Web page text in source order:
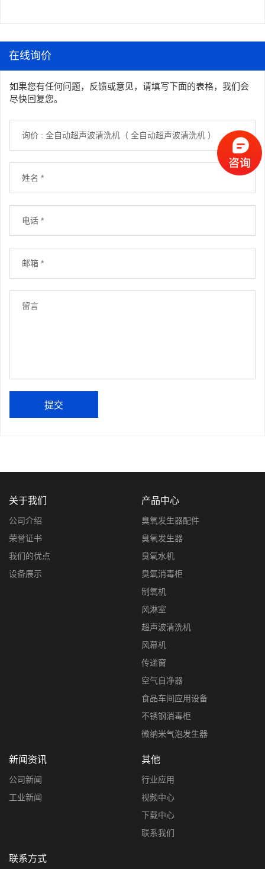
在线询价
如果您有任何问题，反馈或意见，请填写下面的表格，我们会
尽快回复您。
提交
关于我们
公司介绍
荣誉证书
我们的优点
设备展示
产品中心
臭氧发生器配件
臭氧发生器
臭氧水机
臭氧消毒柜
制氧机
风淋室
超声波清洗机
风幕机
传递窗
空气自净器
食品车间应用设备
不锈钢消毒柜
微纳米气泡发生器
新闻资讯
公司新闻
工业新闻
其他
行业应用
视频中心
下载中心
联系我们
联系方式